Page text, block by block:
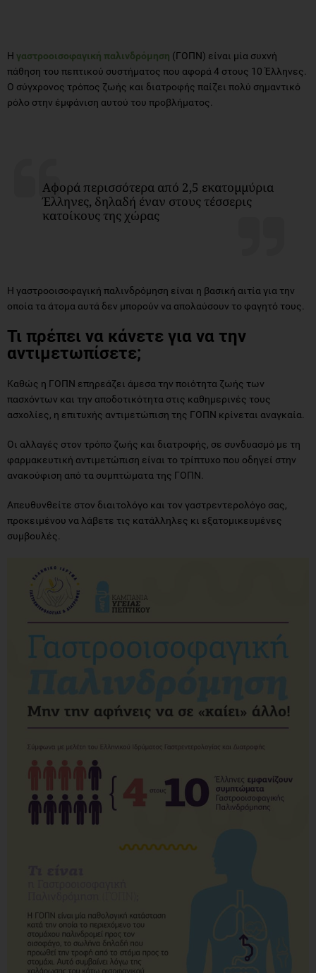
Η γαστροοισοφαγική παλινδρόμηση (ΓΟΠΝ) είναι μία συχνή
πάθηση του πεπτικού συστήματος που αφορά 4 στους 10 Έλληνες.
Ο σύγχρονος τρόπος ζωής και διατροφής παίζει πολύ σημαντικό
ρόλο στην έμφάνιση αυτού του προβλήματος.
Αφορά περισσότερα από 2,5 εκατομμύρια
Έλληνες, δηλαδή έναν στους τέσσερις
κατοίκους της χώρας
Η γαστροοισοφαγική παλινδρόμηση είναι η βασική αιτία για την
οποία τα άτομα αυτά δεν μπορούν να απολαύσουν το φαγητό τους.
Τι πρέπει να κάνετε για να την
αντιμετωπίσετε;
Καθώς η ΓΟΠΝ επηρεάζει άμεσα την ποιότητα ζωής των
πασχόντων και την αποδοτικότητα στις καθημερινές τους
ασχολίες, η επιτυχής αντιμετώπιση της ΓΟΠΝ κρίνεται αναγκαία.
Οι αλλαγές στον τρόπο ζωής και διατροφής, σε συνδυασμό με τη
φαρμακευτική αντιμετώπιση είναι το τρίπτυχο που οδηγεί στην
ανακούφιση από τα συμπτώματα της ΓΟΠΝ.
Απευθυνθείτε στον διαιτολόγο και τον γαστρεντερολόγο σας,
προκειμένου να λάβετε τις κατάλληλες κι εξατομικευμένες
συμβουλές.